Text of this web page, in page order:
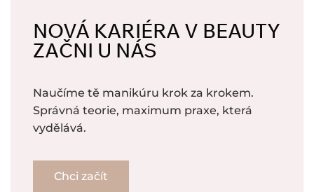
NOVÁ KARIÉRA V BEAUTY
ZAČNI U NÁS
Naučíme tě manikúru krok za krokem.
Správná teorie, maximum praxe, která
vydělává.
Chci začít